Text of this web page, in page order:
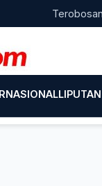
Terobosan